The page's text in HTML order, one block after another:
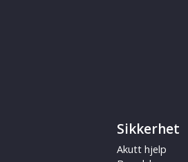
Sikkerhet
Akutt hjelp